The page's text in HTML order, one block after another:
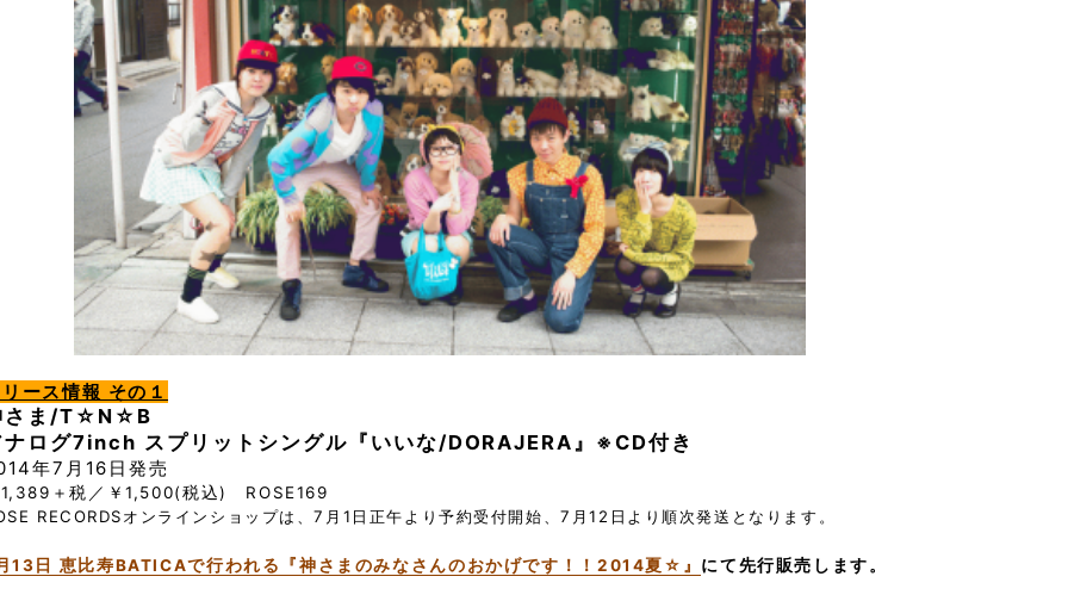
リース情報 その１
さま/T☆N☆B
ナログ7inch スプリットシングル『いいな/DORAJERA』※CD付き
年7月16日発売
1,389＋税／￥1,500(税込) ROSE169
RECORDSオンラインショップは、7月1日正午より予約受付開始、7月12日より順次発送となります。
13日 恵比寿BATICAで行われる『神さまのみなさんのおかげです！！2014夏☆』 にて先行販売します。